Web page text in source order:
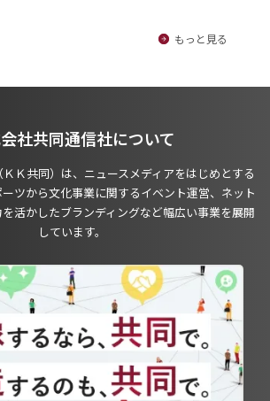
もっと見る
社共同通信社について
Ｋ共同）は、ニュースメディアをはじめとする
ツから文化事業に関するイベント運営、ネット
活かしたブランディングなど幅広い事業を展開
しています。